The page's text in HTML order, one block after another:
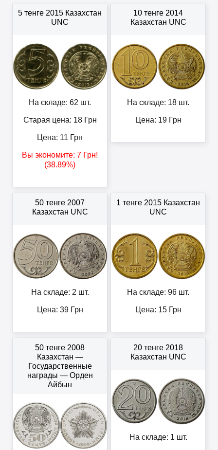
5 тенге 2015 Казахстан
UNC
На складе: 62 шт.
Старая цена: 18Грн
Цена: 11 Грн
Вы экономите: 7 Грн!
(38.89%)
10 тенге 2014
Казахстан UNC
На складе: 18 шт.
Цена: 19Грн
50 тенге 2007
Казахстан UNC
На складе: 2 шт.
Цена: 39Грн
1 тенге 2015 Казахстан
UNC
На складе: 96 шт.
Цена: 15Грн
50 тенге 2008
Казахстан —
Государственные
награды — Орден
Айбын
20 тенге 2018
Казахстан UNC
На складе: 1 шт.